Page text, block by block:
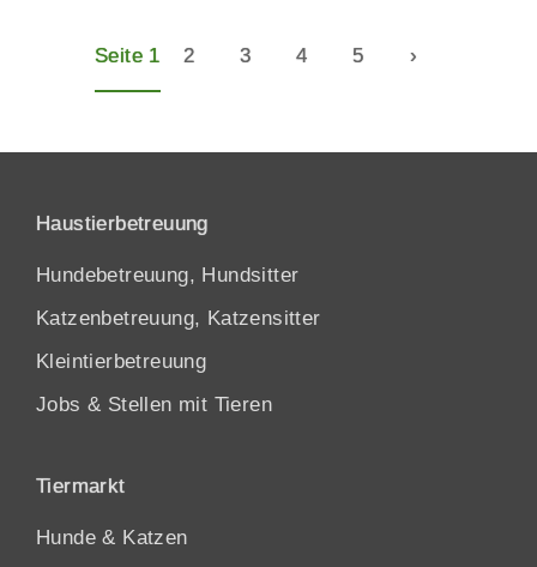
Seite 1 2 3 4 5 ›
Haustierbetreuung
Hundebetreuung, Hundsitter
Katzenbetreuung, Katzensitter
Kleintierbetreuung
Jobs & Stellen mit Tieren
Tiermarkt
Hunde & Katzen